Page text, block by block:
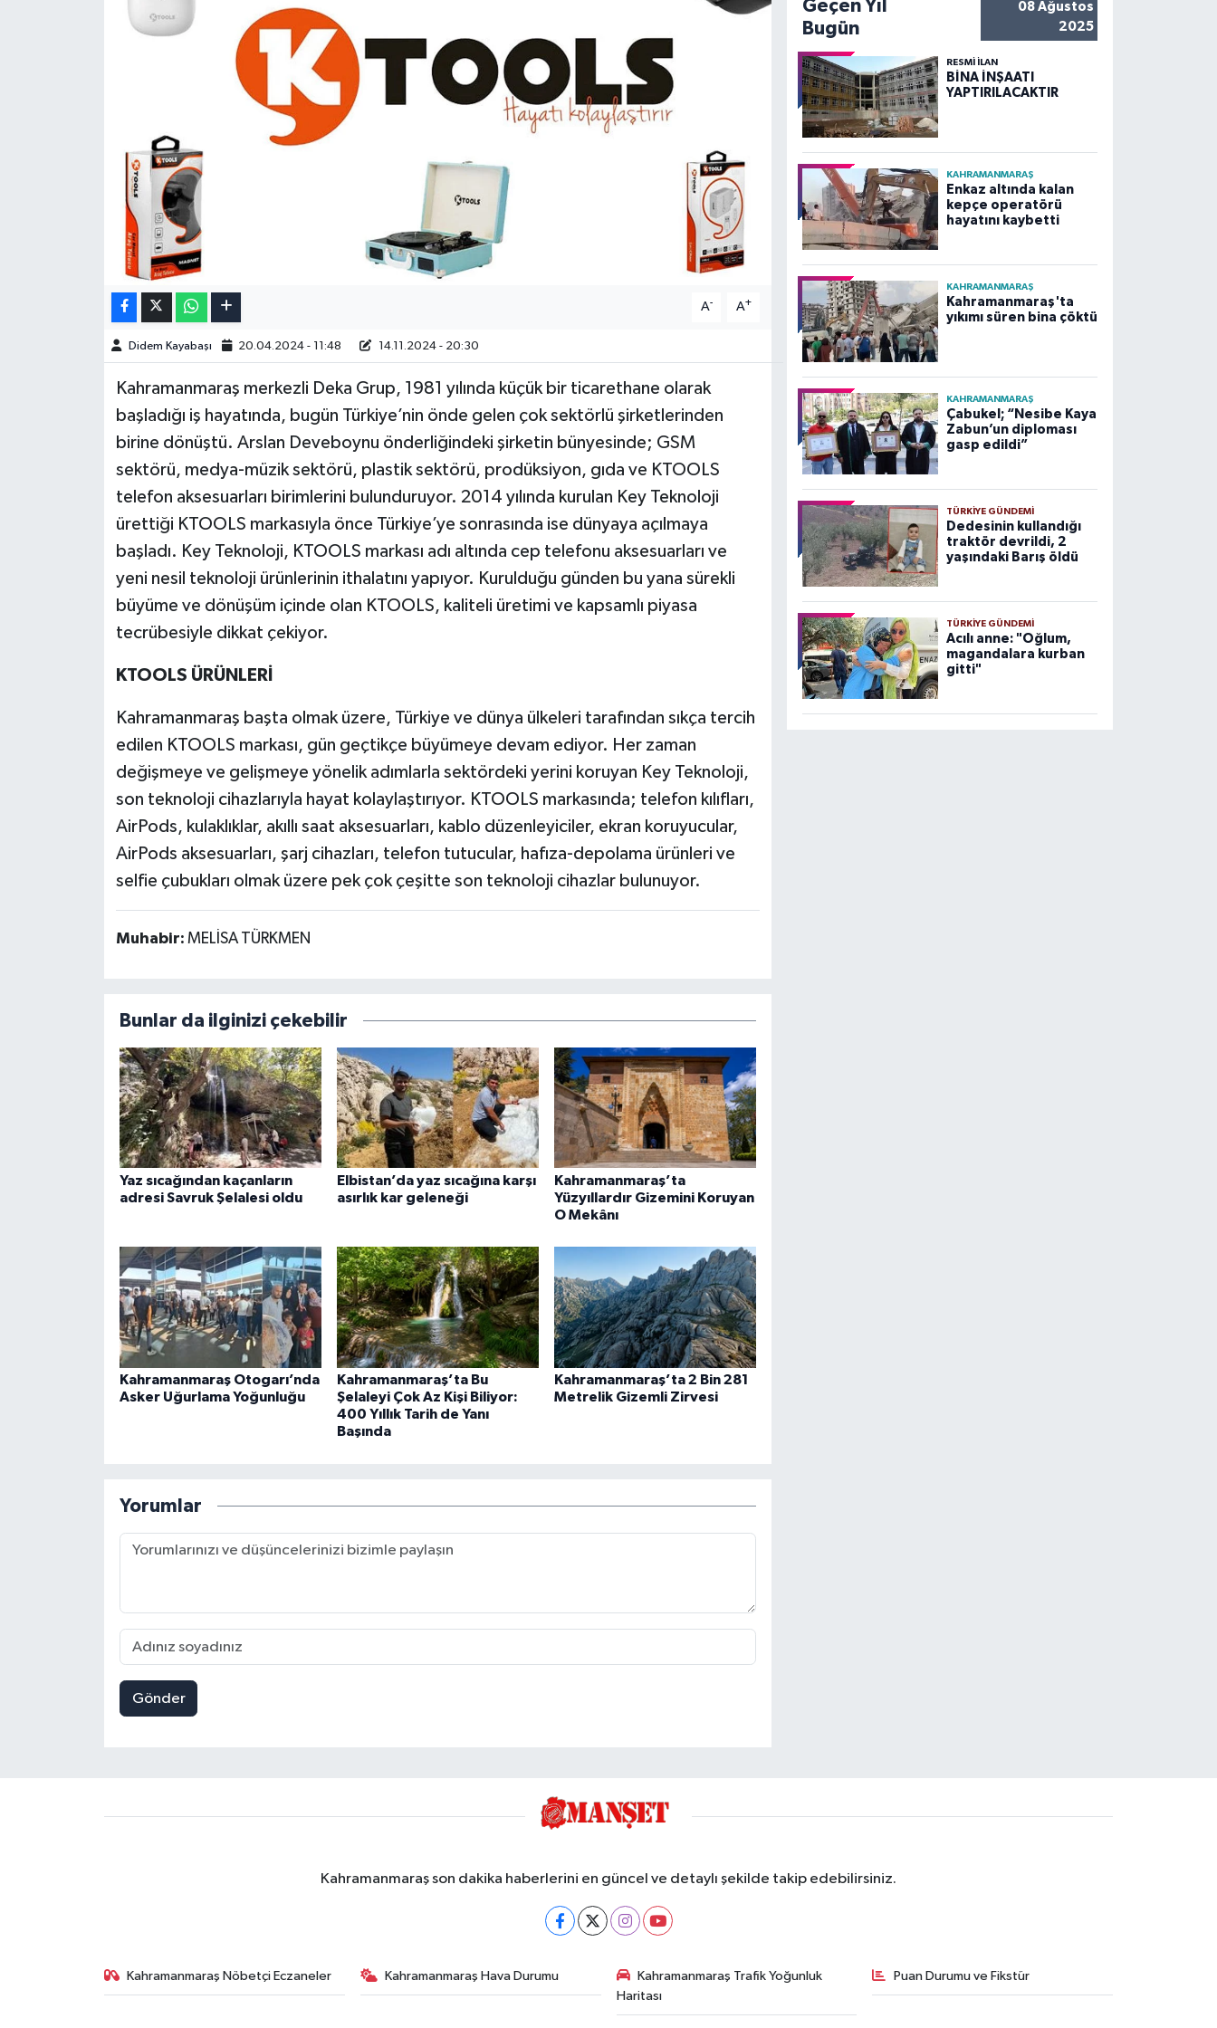
A- A+
Didem Kayabaşı 20.04.2024 - 11:48 14.11.2024 - 20:30
Kahramanmaraş merkezli Deka Grup, 1981 yılında küçük bir ticarethane olarak
başladığı iş hayatında, bugün Türkiye’nin önde gelen çok sektörlü şirketlerinden
birine dönüştü. Arslan Deveboynu önderliğindeki şirketin bünyesinde; GSM
sektörü, medya-müzik sektörü, plastik sektörü, prodüksiyon, gıda ve KTOOLS
telefon aksesuarları birimlerini bulunduruyor. 2014 yılında kurulan Key Teknoloji
ürettiği KTOOLS markasıyla önce Türkiye’ye sonrasında ise dünyaya açılmaya
başladı. Key Teknoloji, KTOOLS markası adı altında cep telefonu aksesuarları ve
yeni nesil teknoloji ürünlerinin ithalatını yapıyor. Kurulduğu günden bu yana sürekli
büyüme ve dönüşüm içinde olan KTOOLS, kaliteli üretimi ve kapsamlı piyasa
tecrübesiyle dikkat çekiyor.
KTOOLS ÜRÜNLERİ
Kahramanmaraş başta olmak üzere, Türkiye ve dünya ülkeleri tarafından sıkça tercih
edilen KTOOLS markası, gün geçtikçe büyümeye devam ediyor. Her zaman
değişmeye ve gelişmeye yönelik adımlarla sektördeki yerini koruyan Key Teknoloji,
son teknoloji cihazlarıyla hayat kolaylaştırıyor. KTOOLS markasında; telefon kılıfları,
AirPods, kulaklıklar, akıllı saat aksesuarları, kablo düzenleyiciler, ekran koruyucular,
AirPods aksesuarları, şarj cihazları, telefon tutucular, hafıza-depolama ürünleri ve
selfie çubukları olmak üzere pek çok çeşitte son teknoloji cihazlar bulunuyor.
Muhabir: MELİSA TÜRKMEN
Bunlar da ilginizi çekebilir
Yaz sıcağından kaçanların
adresi Savruk Şelalesi oldu
Elbistan’da yaz sıcağına karşı
asırlık kar geleneği
Kahramanmaraş’ta
Yüzyıllardır Gizemini Koruyan
O Mekânı
Kahramanmaraş Otogarı’nda
Asker Uğurlama Yoğunluğu
Kahramanmaraş’ta Bu
Şelaleyi Çok Az Kişi Biliyor:
400 Yıllık Tarih de Yanı
Başında
Kahramanmaraş’ta 2 Bin 281
Metrelik Gizemli Zirvesi
Yorumlar
Gönder
Geçen Yıl
Bugün
08 Ağustos
2025
RESMİ İLAN
BİNA İNŞAATI
YAPTIRILACAKTIR
KAHRAMANMARAŞ
Enkaz altında kalan
kepçe operatörü
hayatını kaybetti
KAHRAMANMARAŞ
Kahramanmaraş'ta
yıkımı süren bina çöktü
KAHRAMANMARAŞ
Çabukel; “Nesibe Kaya
Zabun’un diploması
gasp edildi”
TÜRKIYE GÜNDEMI
Dedesinin kullandığı
traktör devrildi, 2
yaşındaki Barış öldü
TÜRKIYE GÜNDEMI
Acılı anne: "Oğlum,
magandalara kurban
gitti"
Kahramanmaraş son dakika haberlerini en güncel ve detaylı şekilde takip edebilirsiniz.
Kahramanmaraş Nöbetçi Eczaneler Kahramanmaraş Hava Durumu
Kahramanmaraş Trafik Yoğunluk
Haritası
Puan Durumu ve Fikstür